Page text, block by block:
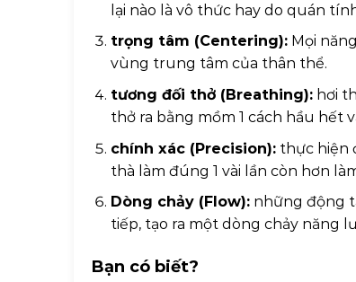
lại nào là vô thức hay do quán
trọng tâm (Centering):Mọi
vùng trung tâm của thân thể.
tương đối thở (Breathing):hơi
thở ra bằng mồm 1 cách hầu hết
chính xác (Precision):thực hiện
thà làm đúng 1 vài lần còn hơn
Dòng chảy (Flow):những động
tiếp, tạo ra một dòng chảy năng
Bạn có biết?